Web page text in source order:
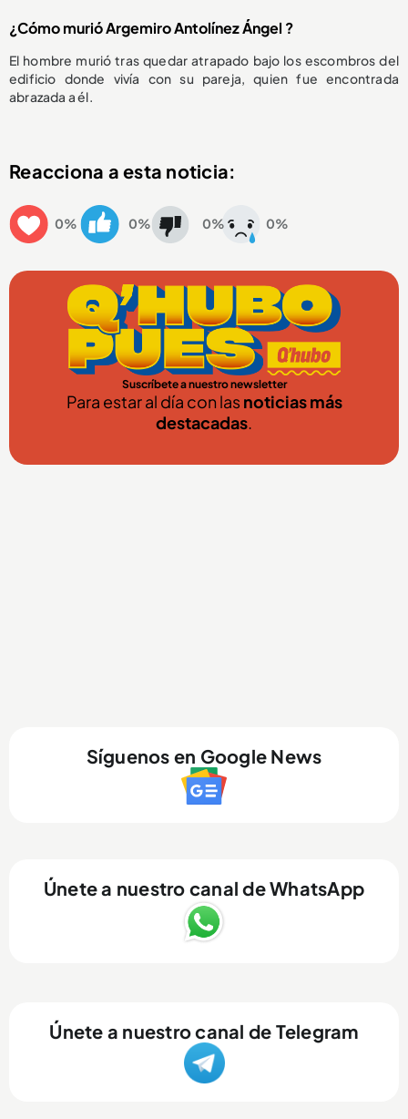
¿Cómo murió Argemiro Antolínez Ángel ?
El hombre murió tras quedar atrapado bajo los escombros del
edificio donde vivía con su pareja, quien fue encontrada
abrazada a él.
Reacciona a esta noticia:
0% 0% 0% 0%
Suscríbete a nuestro newsletter
Para estar al día con lasnoticias más
destacadas.
Síguenos en Google News
Únete a nuestro canal de WhatsApp
Únete a nuestro canal de Telegram